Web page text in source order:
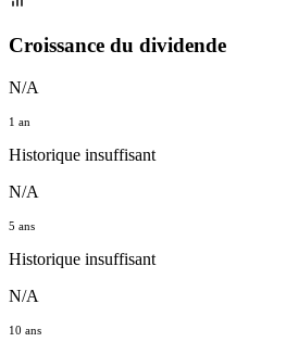
Croissance du dividende
N/A
1 an
Historique insuffisant
N/A
5 ans
Historique insuffisant
N/A
10 ans